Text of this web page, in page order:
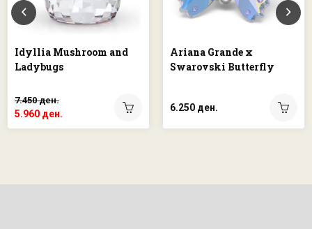
Idyllia Mushroom and
Ladybugs
7.450 ден.
5.960 ден.
Ariana Grande x
Swarovski Butterfly
6.250 ден.